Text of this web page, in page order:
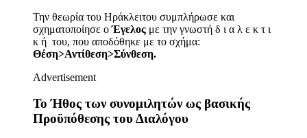
Την θεωρία του Ηράκλειτου συμπλήρωσε και
σχηματοποίησε οΈγελος με την γνωστή δ ι α λ ε κ τ ι
κ ή του, που αποδόθηκε με το σχήμα:
Θέση>Αντίθεση>Σύνθεση.
Advertisement
Το Ήθος των συνομιλητών ως βασικής
Προϋπόθεσης του Διαλόγου